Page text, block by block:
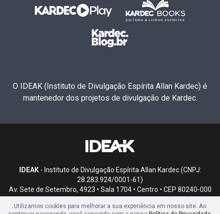
O IDEAK (Instituto de Divulgação Espírita Allan Kardec) é
mantenedor dos projetos de divulgação de Kardec.
IDEAK- Instituto de Divulgação Espírita Allan Kardec (CNPJ:
28.283.924/0001-61)
Av. Sete de Setembro, 4923 • Sala 1704 • Centro • CEP 80240-000
Utilizamos cookies para melhorar a sua experiência em nosso site. Ao